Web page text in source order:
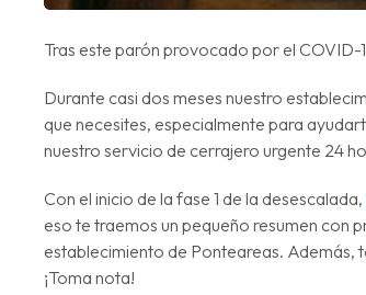
Tras este parón provocado por el
Durante casi dos meses nuestro
que necesites, especialmente para
nuestro servicio de cerrajero urgente 24
Con el inicio de la fase 1 de la desescalada,
eso te traemos un pequeño resumen con
establecimiento de Ponteareas. Además,
¡Toma nota!